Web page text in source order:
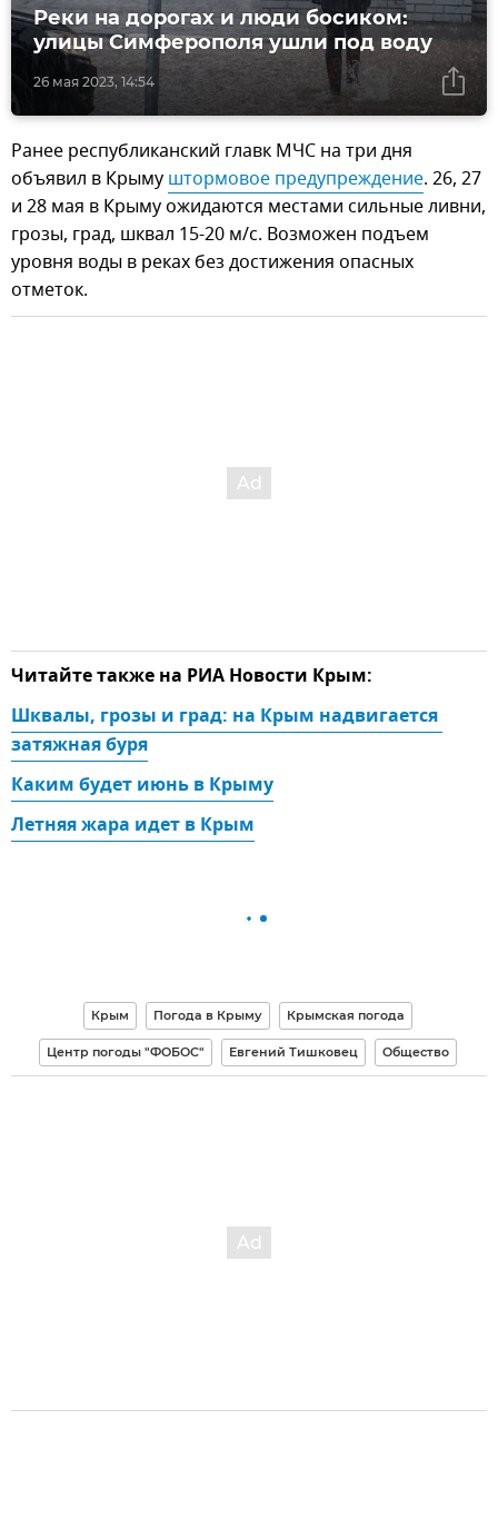
26 мая 2023, 14:54
Реки на дорогах и люди босиком:
улицы Симферополя ушли под воду
Ранее республиканский главк МЧС на три дня
объявил в Крыму штормовое предупреждение. 26, 27
и 28 мая в Крыму ожидаются местами сильные ливни,
грозы, град, шквал 15-20 м/с. Возможен подъем
уровня воды в реках без достижения опасных
отметок.
Читайте также на РИА Новости Крым:
Шквалы, грозы и град: на Крым надвигается
затяжная буря
Каким будет июнь в Крыму
Летняя жара идет в Крым
Крым Погода в Крыму Крымская погода
Центр погоды "ФОБОС" Евгений Тишковец Общество